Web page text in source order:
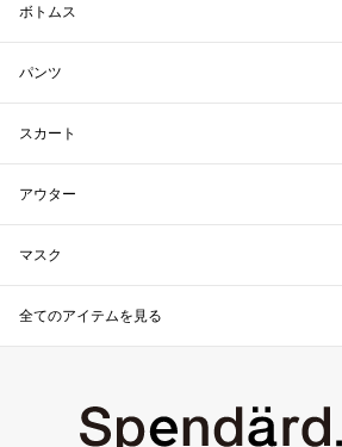
ボトムス
パンツ
スカート
アウター
マスク
全てのアイテムを見る